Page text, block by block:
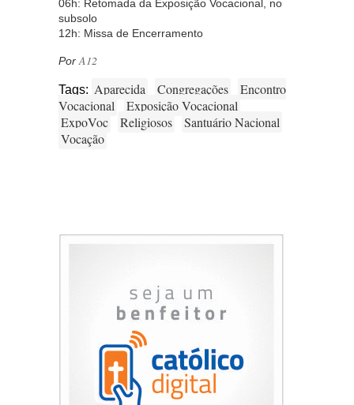
06h: Retomada da Exposição Vocacional, no
subsolo
12h: Missa de Encerramento
Por A12
Tags: Aparecida Congregações
Encontro
Vocacional
Exposição Vocacional
ExpoVoc
Religiosos
Santuário Nacional
Vocação